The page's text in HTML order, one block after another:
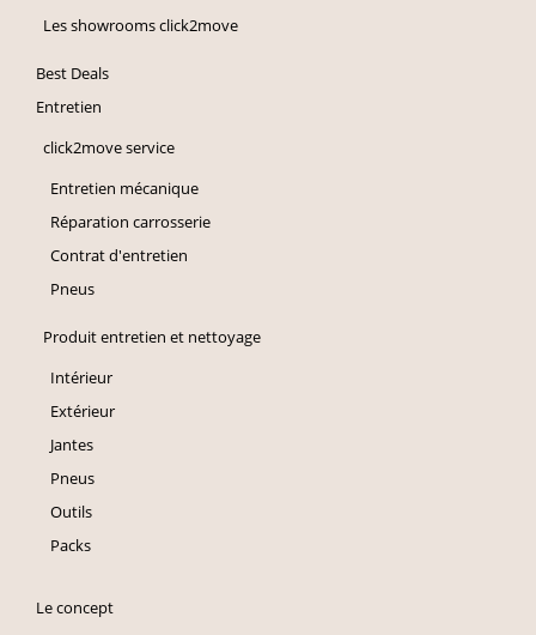
Les showrooms click2move
Best Deals
Entretien
click2move service
Entretien mécanique
Réparation carrosserie
Contrat d'entretien
Pneus
Produit entretien et nettoyage
Intérieur
Extérieur
Jantes
Pneus
Outils
Packs
Le concept